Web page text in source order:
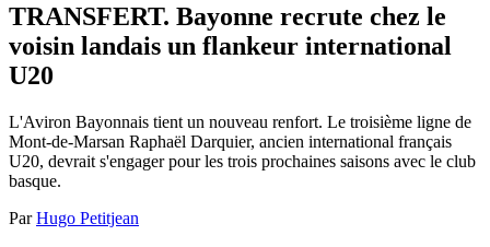
TRANSFERT. Bayonne recrute chez le
voisin landais un flankeur international
U20
L'Aviron Bayonnais tient un nouveau renfort. Le troisième ligne de
Mont-de-Marsan Raphaël Darquier, ancien international français
U20, devrait s'engager pour les trois prochaines saisons avec le club
basque.
Par Hugo Petitjean